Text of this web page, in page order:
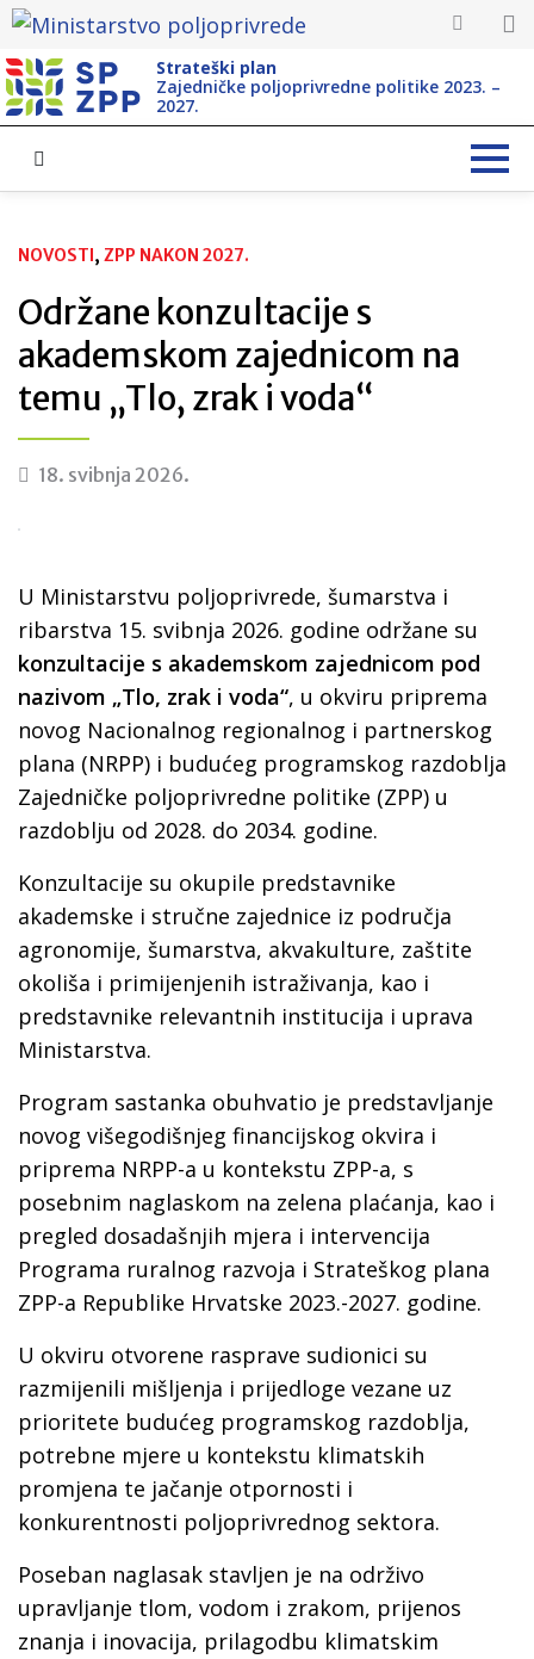
Strateški plan
Zajedničke poljoprivredne politike 2023. –
2027.
NOVOSTI, ZPP NAKON 2027.
Održane konzultacije s
akademskom zajednicom na
temu „Tlo, zrak i voda“
18. svibnja 2026.
U Ministarstvu poljoprivrede, šumarstva i
ribarstva 15. svibnja 2026. godine održane su
konzultacije s akademskom zajednicom pod
nazivom „Tlo, zrak i voda“, u okviru priprema
novog Nacionalnog regionalnog i partnerskog
plana (NRPP) i budućeg programskog razdoblja
Zajedničke poljoprivredne politike (ZPP) u
razdoblju od 2028. do 2034. godine.
Konzultacije su okupile predstavnike
akademske i stručne zajednice iz područja
agronomije, šumarstva, akvakulture, zaštite
okoliša i primijenjenih istraživanja, kao i
predstavnike relevantnih institucija i uprava
Ministarstva.
Program sastanka obuhvatio je predstavljanje
novog višegodišnjeg financijskog okvira i
priprema NRPP-a u kontekstu ZPP-a, s
posebnim naglaskom na zelena plaćanja, kao i
pregled dosadašnjih mjera i intervencija
Programa ruralnog razvoja i Strateškog plana
ZPP-a Republike Hrvatske 2023.-2027. godine.
U okviru otvorene rasprave sudionici su
razmijenili mišljenja i prijedloge vezane uz
prioritete budućeg programskog razdoblja,
potrebne mjere u kontekstu klimatskih
promjena te jačanje otpornosti i
konkurentnosti poljoprivrednog sektora.
Poseban naglasak stavljen je na održivo
upravljanje tlom, vodom i zrakom, prijenos
znanja i inovacija, prilagodbu klimatskim